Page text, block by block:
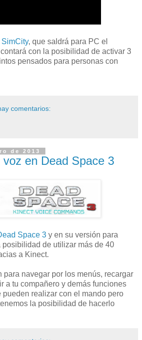
SimCity, que saldrá para PC el
con la posibilidad de activar 3
pensados para personas con
comentarios:
de 2013
en Dead Space 3
Space 3 y en su versión para
de utilizar más de 40
a Kinect.
para navegar por los menús, recargar
a tu compañero y demás funciones
realizar con el mando pero
la posibilidad de hacerlo